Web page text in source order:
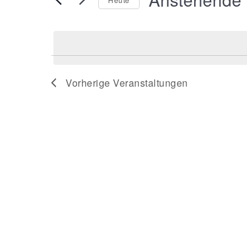
Vorherige Veranstaltungen